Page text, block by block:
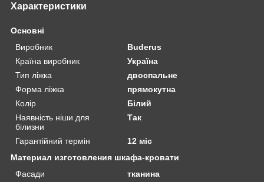
Характеристики
Основні
Виробник
Buderus
Країна виробник
Україна
Тип ліжка
двоспальне
Форма ліжка
прямокутна
Колір
Білий
Наявність ніши для
білизни
Так
Гарантійний термін
12 міс
Материал изготовления шкафа-кровати
Фасади
тканина